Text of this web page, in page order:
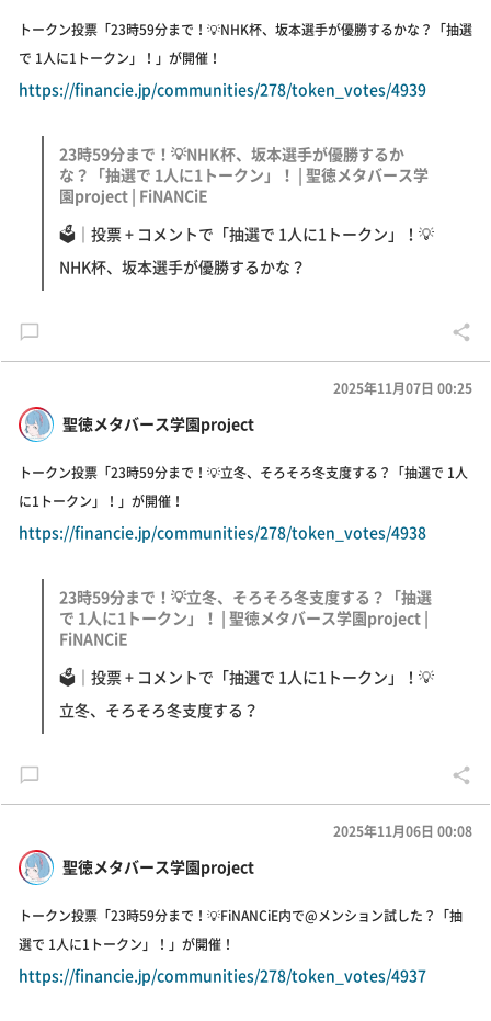
トークン投票「23時59分まで！💡NHK杯、坂本選手が優勝するかな？「抽選
で 1人に1トークン」！」が開催！
https://financie.jp/communities/278/token_votes/4939
23時59分まで！💡NHK杯、坂本選手が優勝するか
な？「抽選で 1人に1トークン」！ | 聖徳メタバース学
園project | FiNANCiE
🗳｜投票 + コメントで「抽選で 1人に1トークン」！💡
NHK杯、坂本選手が優勝するかな？
聖徳メタバース学園project
2025年11月07日 00:25
トークン投票「23時59分まで！💡立冬、そろそろ冬支度する？「抽選で 1人
に1トークン」！」が開催！
https://financie.jp/communities/278/token_votes/4938
23時59分まで！💡立冬、そろそろ冬支度する？「抽選
で 1人に1トークン」！ | 聖徳メタバース学園project |
FiNANCiE
🗳｜投票 + コメントで「抽選で 1人に1トークン」！💡
立冬、そろそろ冬支度する？
聖徳メタバース学園project
2025年11月06日 00:08
トークン投票「23時59分まで！💡FiNANCiE内で@メンション試した？「抽
選で 1人に1トークン」！」が開催！
https://financie.jp/communities/278/token_votes/4937